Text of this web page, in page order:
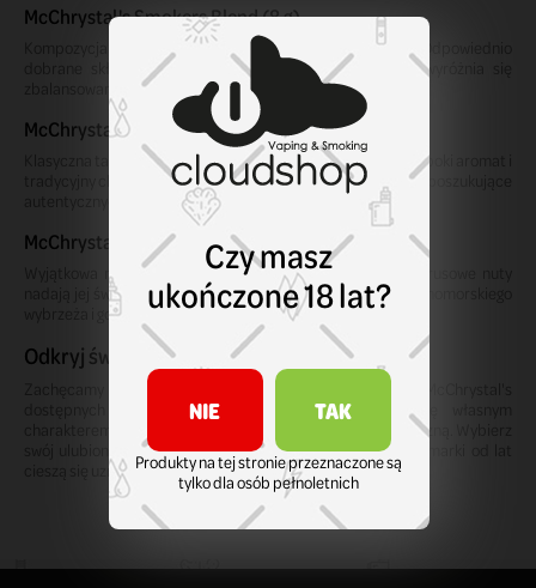
McChrystal's Smokers Blend (8 g)
Kompozycja inspirowana tradycyjnym aromatem tytoniu. Odpowiednio
dobrane składniki tworzą harmonijną mieszankę, która wyróżnia się
zbalansowanym profilem smakowo-zapachowym.
McChrystal's Olde (8 g)
Klasyczna tabaka nawiązująca do dawnych receptur. Jej głęboki aromat i
tradycyjny charakter sprawiają, że jest ceniona przez osoby poszukujące
McChrystal's Sicilian (8 g)
Wyjątkowa mieszanka inspirowana słoneczną Sycylią. Cytrusowe nuty
nadają jej świeżości i lekkości, przywołując klimat śródziemnomorskiego
wybrzeża i gorących letnich dni.
Odkryj świat aromatów McChrystal's
Zachęcamy do zapoznania się z pełną ofertą tabak McChrystal's
dostępnych w Czeladzi. Każdy wariant wyróżnia się własnym
charakterem i starannie opracowaną kompozycją aromatyczną. Wybierz
swój ulubiony smak i przekonaj się, dlaczego produkty tej marki od lat
cieszą się uznaniem wśród miłośników tabaki.
Czy masz
ukończone 18 lat?
NIE TAK
Produkty na tej stronie przeznaczone są
tylko dla osób pełnoletnich